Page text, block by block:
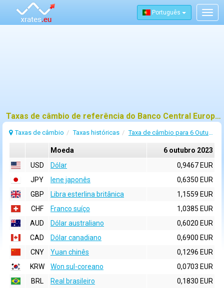
Português
Taxas de câmbio de referência do Banco Central Europeu (BCE) para 6 outubro 2023
Taxas de câmbio Taxas históricas Taxa de câmbio para 6 Outubro 2023
Moeda
6 outubro 2023
USD
Dólar
0,9467 EUR
JPY
Iene japonês
0,6350 EUR
GBP
Libra esterlina britânica
1,1559 EUR
CHF
Franco suíço
1,0385 EUR
AUD
Dólar australiano
0,6020 EUR
CAD
Dólar canadiano
0,6900 EUR
CNY
Yuan chinês
0,1296 EUR
KRW
Won sul-coreano
0,0703 EUR
BRL
Real brasileiro
0,1830 EUR